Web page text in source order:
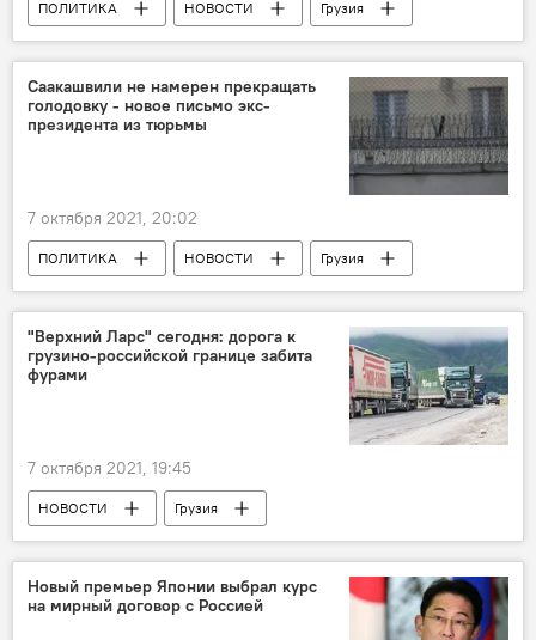
ПОЛИТИКА НОВОСТИ
Грузия
Единое национальное движение
Саакашвили не намерен прекращать
голодовку - новое письмо экс-
президента из тюрьмы
7 октября 2021, 20:02
ПОЛИТИКА НОВОСТИ
Грузия
Михаил Саакашвили
Возвращение и арест Саакашвили
"Верхний Ларс" сегодня: дорога к
грузино-российской границе забита
фурами
7 октября 2021, 19:45
НОВОСТИ
Грузия
Мцхета-Степанцминда-Ларс
дороги
Верхний Ларс
Новый премьер Японии выбрал курс
на мирный договор с Россией